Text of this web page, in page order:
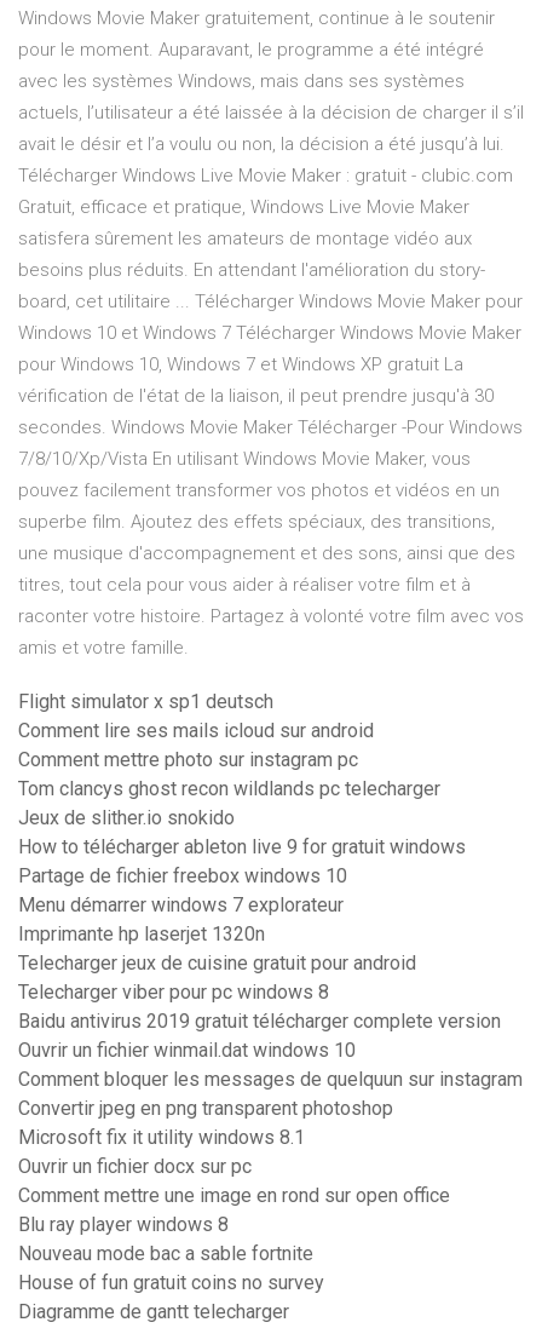
Windows Movie Maker gratuitement, continue à le soutenir
pour le moment. Auparavant, le programme a été intégré
avec les systèmes Windows, mais dans ses systèmes
actuels, l’utilisateur a été laissée à la décision de charger il s’il
avait le désir et l’a voulu ou non, la décision a été jusqu’à lui.
Télécharger Windows Live Movie Maker : gratuit - clubic.com
Gratuit, efficace et pratique, Windows Live Movie Maker
satisfera sûrement les amateurs de montage vidéo aux
besoins plus réduits. En attendant l'amélioration du story-
board, cet utilitaire ... Télécharger Windows Movie Maker pour
Windows 10 et Windows 7 Télécharger Windows Movie Maker
pour Windows 10, Windows 7 et Windows XP gratuit La
vérification de l'état de la liaison, il peut prendre jusqu'à 30
secondes. Windows Movie Maker Télécharger -Pour Windows
7/8/10/Xp/Vista En utilisant Windows Movie Maker, vous
pouvez facilement transformer vos photos et vidéos en un
superbe film. Ajoutez des effets spéciaux, des transitions,
une musique d'accompagnement et des sons, ainsi que des
titres, tout cela pour vous aider à réaliser votre film et à
raconter votre histoire. Partagez à volonté votre film avec vos
amis et votre famille.
Flight simulator x sp1 deutsch
Comment lire ses mails icloud sur android
Comment mettre photo sur instagram pc
Tom clancys ghost recon wildlands pc telecharger
Jeux de slither.io snokido
How to télécharger ableton live 9 for gratuit windows
Partage de fichier freebox windows 10
Menu démarrer windows 7 explorateur
Imprimante hp laserjet 1320n
Telecharger jeux de cuisine gratuit pour android
Telecharger viber pour pc windows 8
Baidu antivirus 2019 gratuit télécharger complete version
Ouvrir un fichier winmail.dat windows 10
Comment bloquer les messages de quelquun sur instagram
Convertir jpeg en png transparent photoshop
Microsoft fix it utility windows 8.1
Ouvrir un fichier docx sur pc
Comment mettre une image en rond sur open office
Blu ray player windows 8
Nouveau mode bac a sable fortnite
House of fun gratuit coins no survey
Diagramme de gantt telecharger